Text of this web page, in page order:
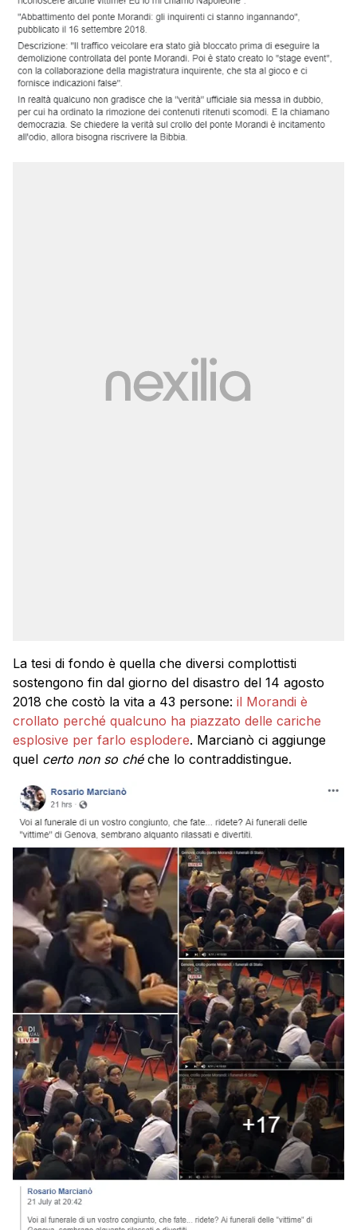
La tesi di fondo è quella che diversi complottisti
sostengono fin dal giorno del disastro del 14 agosto
2018 che costò la vita a 43 persone: il Morandi è
crollato perché qualcuno ha piazzato delle cariche
esplosive per farlo esplodere. Marcianò ci aggiunge
quel certo non so ché che lo contraddistingue.